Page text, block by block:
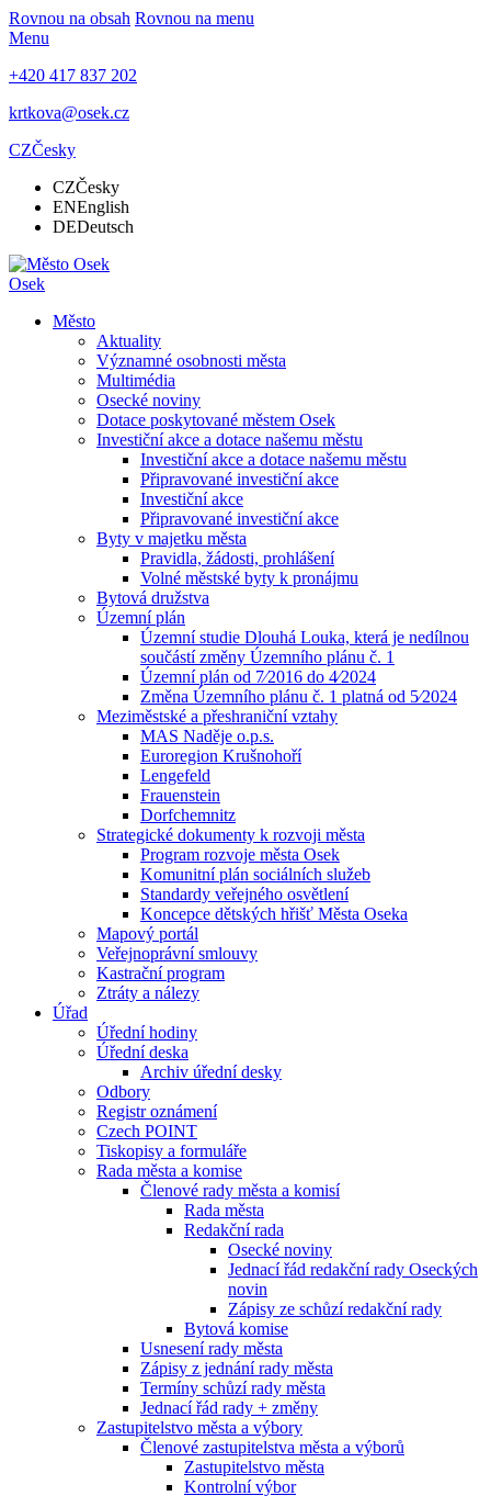
Rovnou na obsah Rovnou na menu
Menu
+420 417 837 202
krtkova@osek.cz
CZČesky
CZČesky
ENEnglish
DEDeutsch
Osek
Město
Aktuality
Významné osobnosti města
Multimédia
Osecké noviny
Dotace poskytované městem Osek
Investiční akce a dotace našemu městu
Investiční akce a dotace našemu městu
Připravované investiční akce
Investiční akce
Připravované investiční akce
Byty v majetku města
Pravidla, žádosti, prohlášení
Volné městské byty k pronájmu
Bytová družstva
Územní plán
Územní studie Dlouhá Louka, která je nedílnou
součástí změny Územního plánu č. 1
Územní plán od 7⁄2016 do 4⁄2024
Změna Územního plánu č. 1 platná od 5⁄2024
Meziměstské a přeshraniční vztahy
MAS Naděje o.p.s.
Euroregion Krušnohoří
Lengefeld
Frauenstein
Dorfchemnitz
Strategické dokumenty k rozvoji města
Program rozvoje města Osek
Komunitní plán sociálních služeb
Standardy veřejného osvětlení
Koncepce dětských hřišť Města Oseka
Mapový portál
Veřejnoprávní smlouvy
Kastrační program
Ztráty a nálezy
Úřad
Úřední hodiny
Úřední deska
Archiv úřední desky
Odbory
Registr oznámení
Czech POINT
Tiskopisy a formuláře
Rada města a komise
Členové rady města a komisí
Rada města
Redakční rada
Osecké noviny
Jednací řád redakční rady Oseckých
novin
Zápisy ze schůzí redakční rady
Bytová komise
Usnesení rady města
Zápisy z jednání rady města
Termíny schůzí rady města
Jednací řád rady + změny
Zastupitelstvo města a výbory
Členové zastupitelstva města a výborů
Zastupitelstvo města
Kontrolní výbor